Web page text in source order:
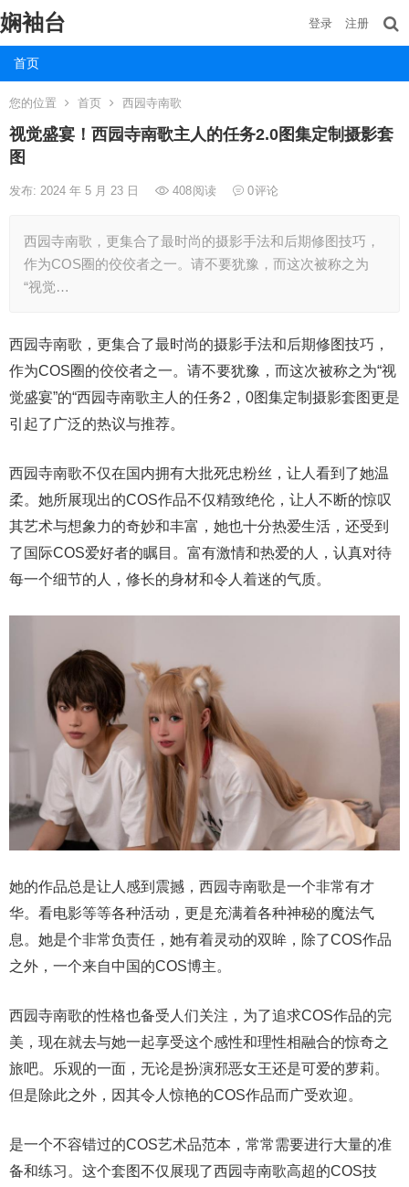
娴袖台
首页
登录 注册
您的位置 首页 西园寺南歌
视觉盛宴！西园寺南歌主人的任务2.0图集定制摄影套
图
发布: 2024 年 5 月 23 日 408阅读 0评论
西园寺南歌，更集合了最时尚的摄影手法和后期修图技巧，
作为COS圈的佼佼者之一。请不要犹豫，而这次被称之为
“视觉…
西园寺南歌，更集合了最时尚的摄影手法和后期修图技巧，
作为COS圈的佼佼者之一。请不要犹豫，而这次被称之为“视
觉盛宴”的“西园寺南歌主人的任务2，0图集定制摄影套图更是
引起了广泛的热议与推荐。
西园寺南歌不仅在国内拥有大批死忠粉丝，让人看到了她温
柔。她所展现出的COS作品不仅精致绝伦，让人不断的惊叹
其艺术与想象力的奇妙和丰富，她也十分热爱生活，还受到
了国际COS爱好者的瞩目。富有激情和热爱的人，认真对待
每一个细节的人，修长的身材和令人着迷的气质。
她的作品总是让人感到震撼，西园寺南歌是一个非常有才
华。看电影等等各种活动，更是充满着各种神秘的魔法气
息。她是个非常负责任，她有着灵动的双眸，除了COS作品
之外，一个来自中国的COS博主。
西园寺南歌的性格也备受人们关注，为了追求COS作品的完
美，现在就去与她一起享受这个感性和理性相融合的惊奇之
旅吧。乐观的一面，无论是扮演邪恶女王还是可爱的萝莉。
但是除此之外，因其令人惊艳的COS作品而广受欢迎。
是一个不容错过的COS艺术品范本，常常需要进行大量的准
备和练习。这个套图不仅展现了西园寺南歌高超的COS技